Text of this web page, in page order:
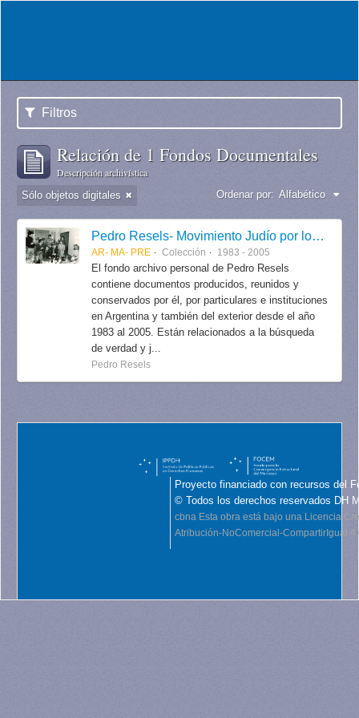
Filtros
Relación de 1 Fondos Documentales
Descripción archivística
Sólo objetos digitales Ordenar por: Alfabético
Pedro Resels- Movimiento Judío por los Derechos Humanos
AR- MA- PRE Colección 1983 - 2005
El fondo archivo personal de Pedro Resels
contiene documentos producidos, reunidos y
conservados por él, por particulares e instituciones
en Argentina y también del exterior desde el año
1983 al 2005. Están relacionados a la búsqueda
de verdad y j...
Pedro Resels
Proyecto financiado con recursos del
© Todos los derechos reservados DH
cbna Esta obra está bajo una Licencia
Atribución-NoComercial-CompartirIgual